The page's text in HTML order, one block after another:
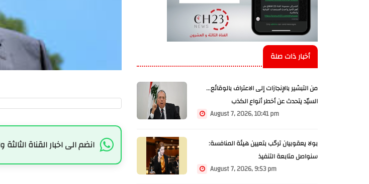
انضم الى اخبار القناة
أخبار ذات صلة
من التبشير بالإنجازات إلى الاعتراف بالوقائع...
السيّد يتحدث عن أخطر أنواع الكذب
August 7, 2026, 10:41 pm
بولا يعقوبيان ترحّب بتعيين هيئة المنافسة:
سنواصل متابعة التنفيذ
August 7, 2026, 9:53 pm